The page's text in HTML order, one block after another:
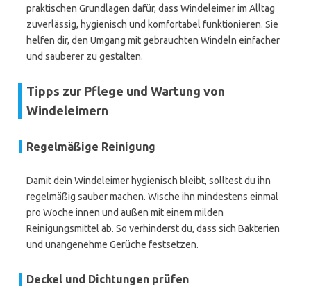
praktischen Grundlagen dafür, dass Windeleimer im Alltag
zuverlässig, hygienisch und komfortabel funktionieren. Sie
helfen dir, den Umgang mit gebrauchten Windeln einfacher
und sauberer zu gestalten.
Tipps zur Pflege und Wartung von
Windeleimern
Regelmäßige Reinigung
Damit dein Windeleimer hygienisch bleibt, solltest du ihn
regelmäßig sauber machen. Wische ihn mindestens einmal
pro Woche innen und außen mit einem milden
Reinigungsmittel ab. So verhinderst du, dass sich Bakterien
und unangenehme Gerüche festsetzen.
Deckel und Dichtungen prüfen